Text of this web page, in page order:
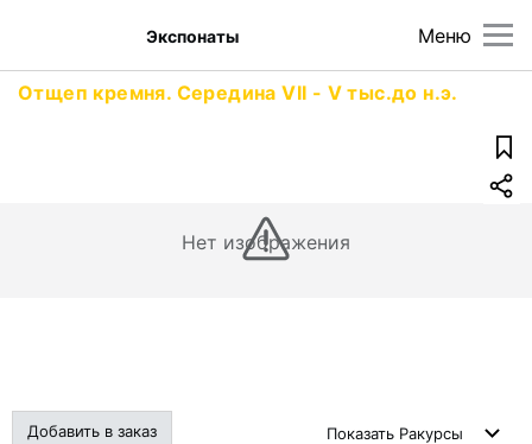
Меню
Экспонаты
Отщеп кремня. Середина VII - V тыс.до н.э.
Нет изображения
Добавить в заказ Показать Ракурсы